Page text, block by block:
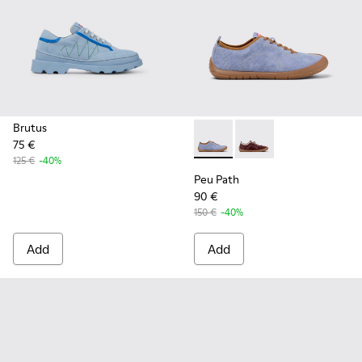
Brutus
75 €
125 € -40%
Add
Peu Path - K201815-004 -
Peu Path - K201815-
Peu Path
90 €
150 € -40%
Add